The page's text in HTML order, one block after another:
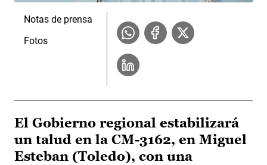
Notas de prensa
Fotos
El Gobierno regional estabilizará
un talud en la CM-3162, en Miguel
Esteban (Toledo), con una